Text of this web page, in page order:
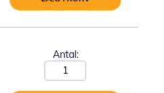
Antal: